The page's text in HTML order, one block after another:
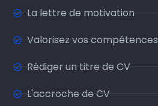
La lettre de motivation
Valorisez vos compétences
Rédiger un titre de CV
L'accroche de CV